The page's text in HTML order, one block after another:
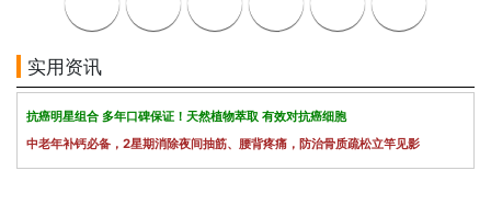
实用资讯
抗癌明星组合 多年口碑保证！天然植物萃取 有效对抗癌细胞
中老年补钙必备，2星期消除夜间抽筋、腰背疼痛，防治骨质疏松立竿见影